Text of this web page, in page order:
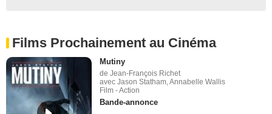
Films Prochainement au Cinéma
Mutiny
de Jean-François Richet
avec Jason Statham, Annabelle Wallis
Film - Action
Bande-annonce